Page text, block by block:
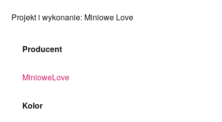
Projekt i wykonanie: Miniowe Love
Producent
MinioweLove
Kolor